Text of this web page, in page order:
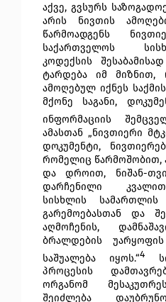
აქვე, გვსურს
არის ნივთის
წარმოადგენს
საქართველოს
კოდექსის
ტარდება იმ
ამოღებულ იქნეს
მქონე საგანი,
ინფორმაციის
ამასთან „ნივთიერი
დოკუმენტი,
რომელიც წარმოშობით,
და დროით, ნიშან-
დარჩენილი
სისხლის სამართლის
გარემოებასთან და
აღმოჩენის,
ბრალდების
საშუალება იყოს.“4
პროცესის
ორგანომ
შეიძლება